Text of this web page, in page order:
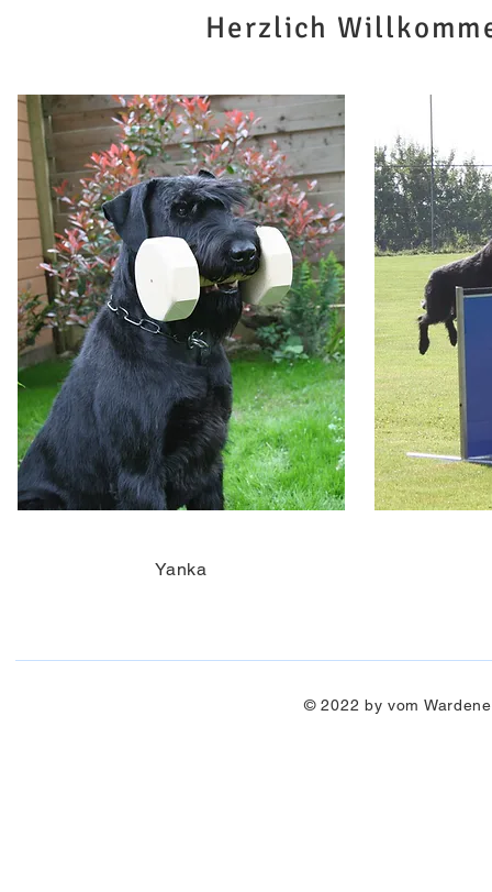
Herzlich
Yanka
© 2022 by vom